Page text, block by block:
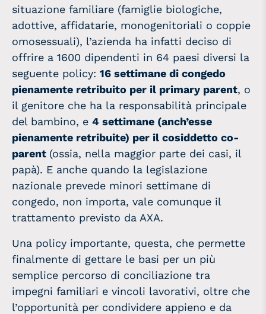
situazione familiare (famiglie biologiche,
adottive, affidatarie, monogenitoriali o coppie
omosessuali), l’azienda ha infatti deciso di
offrire a 1600 dipendenti in 64 paesi diversi la
seguente policy: 16 settimane di congedo
pienamente retribuito per il primary parent, o
il genitore che ha la responsabilità principale
del bambino, e 4 settimane (anch’esse
pienamente retribuite) per il cosiddetto co-
parent (ossia, nella maggior parte dei casi, il
papà). E anche quando la legislazione
nazionale prevede minori settimane di
congedo, non importa, vale comunque il
trattamento previsto da AXA.
Una policy importante, questa, che permette
finalmente di gettare le basi per un più
semplice percorso di conciliazione tra
impegni familiari e vincoli lavorativi, oltre che
l’opportunità per condividere appieno e da